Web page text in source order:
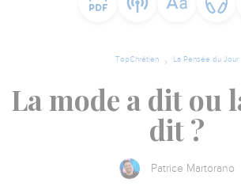
TopChrétien La Pensée du Jour
La mode a dit ou
dit ?
Patrice Martorano